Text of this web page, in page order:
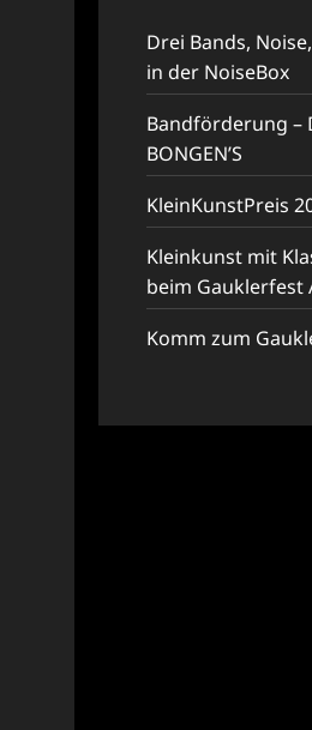
Drei Bands,
in der NoiseBox
Bandförderung –
BONGEN’S
KleinKunstPreis
Kleinkunst mit
beim Gauklerfest
Komm zum